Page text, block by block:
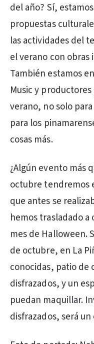
del año? Sí,
propuestas
las actividades del
el verano con
También estamos
Music y
verano, no solo
para los
cosas más.
¿Algún evento más
octubre tendremos
que antes se
hemos trasladado
mes de Halloween.
de octubre, en La
conocidas, patio de
disfrazados, y un
puedan maquillar.
disfrazados, será